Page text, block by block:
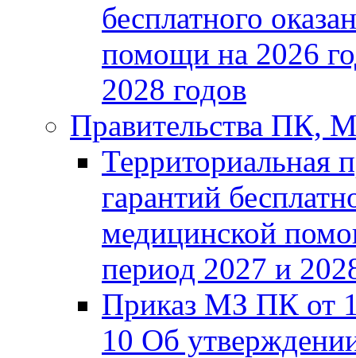
бесплатного
помощи на 2026
2028 годов
Правительства
Территориальная
гарантий
медицинской
период 2027 и
Приказ МЗ ПК от
10 Об